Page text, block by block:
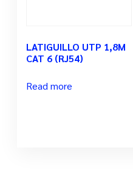
LATIGUILLO UTP 1,8M
CAT 6 (RJ54)
Read more